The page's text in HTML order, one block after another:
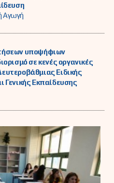
Αγωγή
υποψήφιων
σε κενές οργανικές
Ειδικής
Γενικής Εκπαίδευσης